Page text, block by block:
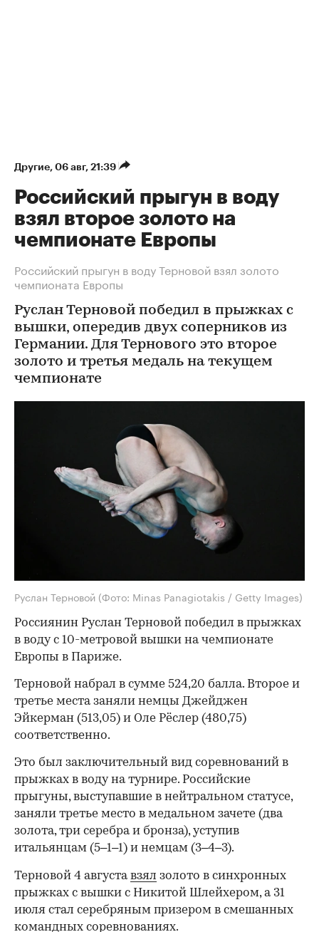
Другие 06 авг, 21:39
Российский прыгун в воду
взял второе золото на
чемпионате Европы
Российский прыгун в воду Терновой взял золото
чемпионата Европы
Руслан Терновой победил в прыжках с
вышки, опередив двух соперников из
Германии. Для Тернового это второе
золото и третья медаль на текущем
чемпионате
Руслан Терновой (Фото: Minas Panagiotakis / Getty Images)
Россиянин Руслан Терновой победил в прыжках
в воду с 10-метровой вышки на чемпионате
Европы в Париже.
Терновой набрал в сумме 524,20 балла. Второе и
третье места заняли немцы Джейджен
Эйкерман (513,05) и Оле Рёслер (480,75)
соответственно.
Это был заключительный вид соревнований в
прыжках в воду на турнире. Российские
прыгуны, выступавшие в нейтральном статусе,
заняли третье место в медальном зачете (два
золота, три серебра и бронза), уступив
итальянцам (5–1–1) и немцам (3–4–3).
Терновой 4 августавзял золото в синхронных
прыжках с вышки с Никитой Шлейхером, а 31
июля стал серебряным призером в смешанных
командных соревнованиях.